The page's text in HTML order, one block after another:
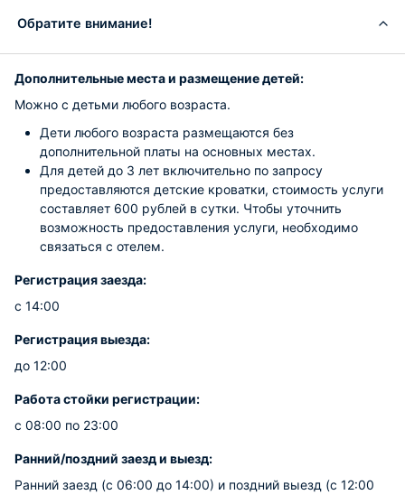
Обратите внимание!
Дополнительные места и размещение детей:
Можно с детьми любого возраста.
Дети любого возраста размещаются без
дополнительной платы на основных местах.
Для детей до 3 лет включительно по запросу
предоставляются детские кроватки, стоимость услуги
составляет 600 рублей в сутки. Чтобы уточнить
возможность предоставления услуги, необходимо
связаться с отелем.
Регистрация заезда:
с 14:00
Регистрация выезда:
до 12:00
Работа стойки регистрации:
с 08:00 по 23:00
Ранний/поздний заезд и выезд:
Ранний заезд (с 06:00 до 14:00) и поздний выезд (с 12:00